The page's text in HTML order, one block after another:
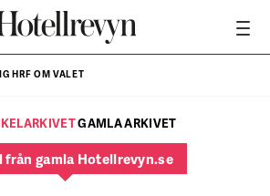
HRF OM VALET
GAMLA ARKIVET
gamla Hotellrevyn.se